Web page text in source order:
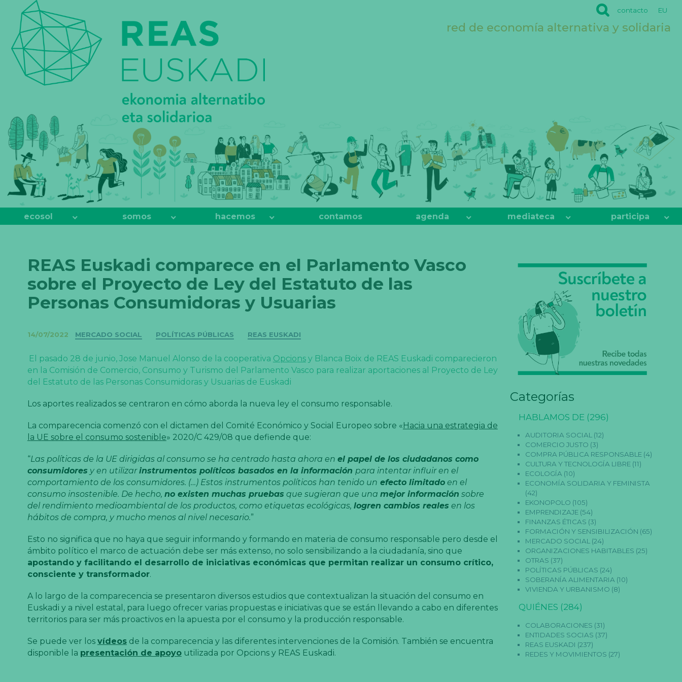
REAS
EUSKADI
contacto EU
red de economía alternativa y solidaria
ecosol somos hacemos contamos agenda mediateca participa
REAS Euskadi comparece en el Parlamento Vasco
sobre el Proyecto de Ley del Estatuto de las
Personas Consumidoras y Usuarias
14/07/2022 Categorías
MERCADO SOCIAL POLÍTICAS PÚBLICAS REAS EUSKADI
El pasado 28 de junio, Jose Manuel Alonso de la cooperativa Opcionsy Blanca Boix de REAS Euskadi comparecieron
en la Comisión de Comercio, Consumo y Turismo del Parlamento Vasco para realizar aportaciones al Proyecto de Ley
del Estatuto de las Personas Consumidoras y Usuarias de Euskadi
Los aportes realizados se centraron en cómo aborda la nueva ley el consumo responsable.
La comparecencia comenzó con el dictamen del Comité Económico y Social Europeo sobre «Hacia una estrategia de
la UE sobre el consumo sostenible» 2020/C 429/08 que defiende que:
“Las políticas de la UE dirigidas al consumo se ha centrado hasta ahora en el papel de los ciudadanos como
consumidores y en utilizarinstrumentos políticos basados en la información para intentar influir en el
comportamiento de los consumidores. (…) Estos instrumentos políticos han tenido un efecto limitadoen el
consumo insostenible. De hecho, no existen muchas pruebas que sugieran que una mejor información sobre
del rendimiento medioambiental de los productos, como etiquetas ecológicas, logren cambios reales en los
hábitos de compra, y mucho menos al nivel necesario.”
Esto no significa que no haya que seguir informando y formando en materia de consumo responsable pero desde el
ámbito político el marco de actuación debe ser más extenso, no solo sensibilizando a la ciudadanía, sino que
apostando y facilitando el desarrollo de iniciativas económicas que permitan realizar un consumo crítico,
consciente y transformador.
A lo largo de la comparecencia se presentaron diversos estudios que contextualizan la situación del consumo en
Euskadi y a nivel estatal, para luego ofrecer varias propuestas e iniciativas que se están llevando a cabo en diferentes
territorios para ser más proactivos en la apuesta por el consumo y la producción responsable.
Se puede ver los vídeosde la comparecencia y las diferentes intervenciones de la Comisión. También se encuentra
disponible la presentación de apoyoutilizada por Opcions y REAS Euskadi.
Categorías
HABLAMOS DE (296)
AUDITORIA SOCIAL (12)
COMERCIO JUSTO (3)
COMPRA PÚBLICA RESPONSABLE (4)
CULTURA Y TECNOLOGÍA LIBRE (11)
ECOLOGÍA (10)
ECONOMÍA SOLIDARIA Y FEMINISTA
(42)
EKONOPOLO (105)
EMPRENDIZAJE (54)
FINANZAS ÉTICAS (3)
FORMACIÓN Y SENSIBILIZACIÓN (65)
MERCADO SOCIAL (24)
ORGANIZACIONES HABITABLES (25)
OTRAS (37)
POLÍTICAS PÚBLICAS (24)
SOBERANÍA ALIMENTARIA (10)
VIVIENDA Y URBANISMO (8)
QUIÉNES (284)
COLABORACIONES (31)
ENTIDADES SOCIAS (37)
REAS EUSKADI (237)
REDES Y MOVIMIENTOS (27)